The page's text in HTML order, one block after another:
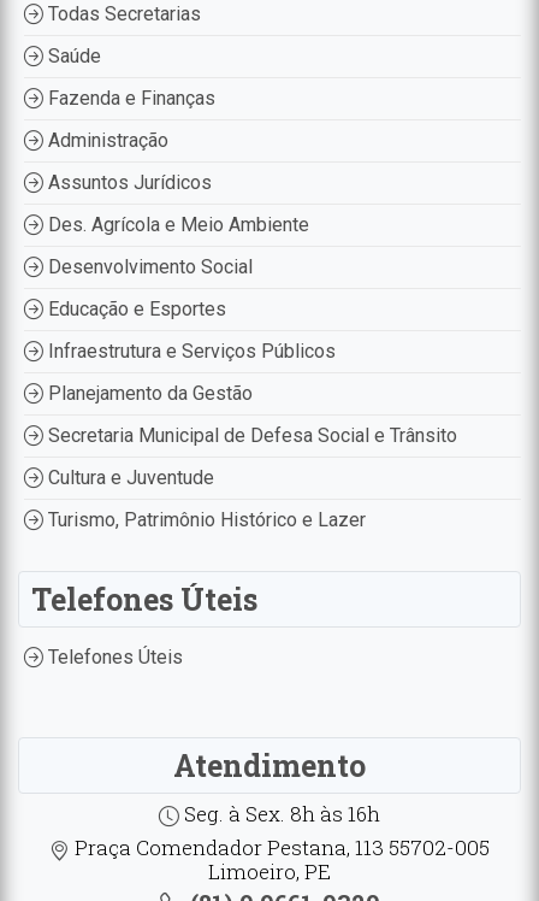
Todas Secretarias
Saúde
Fazenda e Finanças
Administração
Assuntos Jurídicos
Des. Agrícola e Meio Ambiente
Desenvolvimento Social
Educação e Esportes
Infraestrutura e Serviços Públicos
Planejamento da Gestão
Secretaria Municipal de Defesa Social e Trânsito
Cultura e Juventude
Turismo, Patrimônio Histórico e Lazer
Telefones Úteis
Telefones Úteis
Atendimento
Seg. à Sex. 8h às 16h
Praça Comendador Pestana, 113 55702-005
Limoeiro, PE